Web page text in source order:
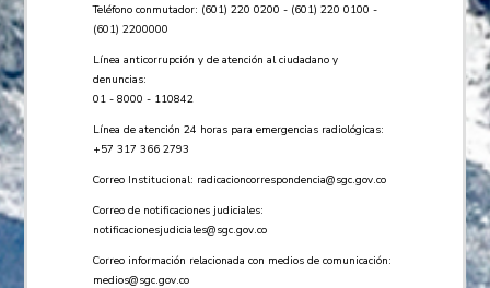
Teléfono conmutador: (601) 220 0200 - (601) 220 0100 -
(601) 2200000
Línea anticorrupción y de atención al ciudadano y
denuncias:
01 - 8000 - 110842
Línea de atención 24 horas para emergencias radiológicas:
+57 ​317 366 2793
Correo Institucional: radicacioncorrespondencia@sgc.gov.co
Correo de notificaciones judiciales:
notificacionesjudiciales@sgc.gov.co
Correo información relacionada con medios de comunicación:
medios@sgc.gov.co